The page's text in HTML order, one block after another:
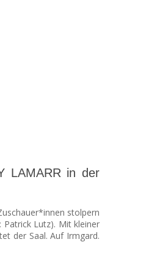
LAMARR in der
stolpern
Patrick Lutz). Mit kleiner
der Saal. Auf Irmgard.